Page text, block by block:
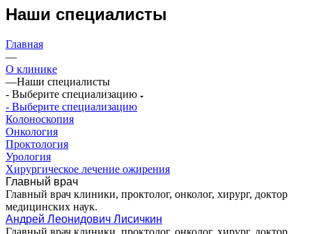
Наши специалисты
Главная
—
О клинике
—Наши специалисты
- Выберите специализацию
- Выберите специализацию
Колоноскопия
Онкология
Проктология
Урология
Хирургическое лечение ожирения
Главный врач
Главный врач клиники, проктолог, онколог, хирург, доктор
медицинских наук.
Андрей Леонидович Лисичкин
Главный врач клиники, проктолог, онколог, хирург, доктор